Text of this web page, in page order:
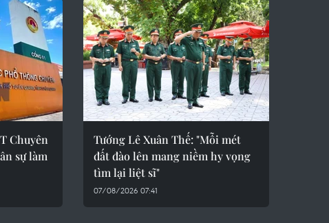
Chuyên
sự làm
Tướng Lê Xuân Thế: "Mỗi mét
đất đào lên mang niềm hy vọng
tìm lại liệt sĩ"
07/08/2026 07:41